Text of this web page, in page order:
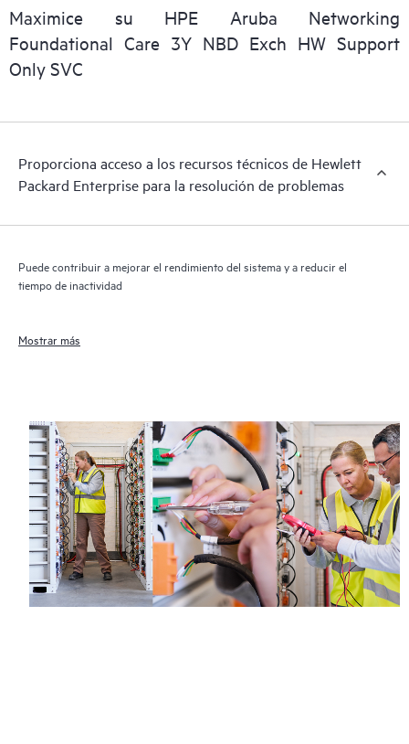
que facilita a cualquier miembro del personal de TI localizar
importantes informaciones comerciales disponibles.
Maximice su HPE Aruba Networking
Foundational Care 3Y NBD Exch HW Support
Only SVC
Proporciona acceso a los recursos técnicos de Hewlett
Packard Enterprise para la resolución de problemas
Puede contribuir a mejorar el rendimiento del sistema y a reducir el
tiempo de inactividad
Mostrar más